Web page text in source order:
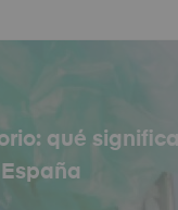
qué